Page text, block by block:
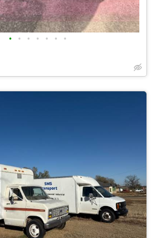
• • • • • • •